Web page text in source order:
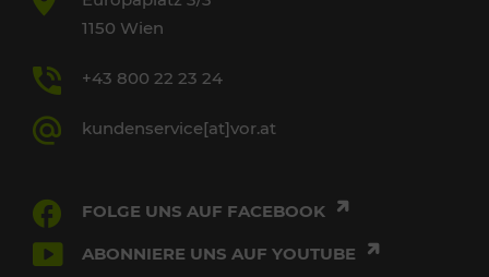
1150 Wien
+43 800 22 23 24
kundenservice[at]vor.at
FOLGE UNS AUF FACEBOOK
ABONNIERE UNS AUF YOUTUBE